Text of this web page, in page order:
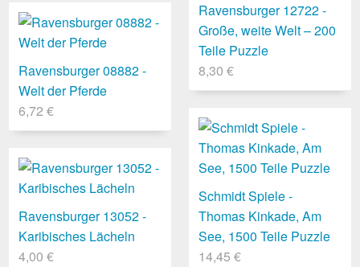
Ravensburger 12722 -
Große, weite Welt – 200
Teile Puzzle
8,30 €
Ravensburger 08882 -
Welt der Pferde
6,72 €
Schmidt Spiele -
Thomas Kinkade, Am
See, 1500 Teile Puzzle
14,45 €
Ravensburger 13052 -
Karibisches Lächeln
4,00 €